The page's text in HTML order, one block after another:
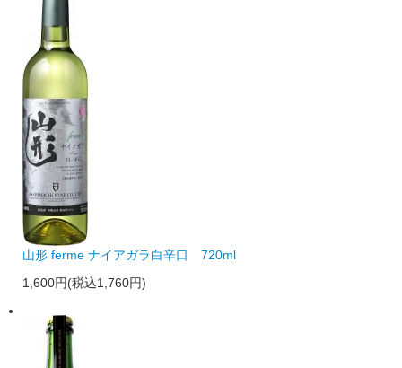
山形 ferme ナイアガラ白辛口 720ml
1,600円(税込1,760円)